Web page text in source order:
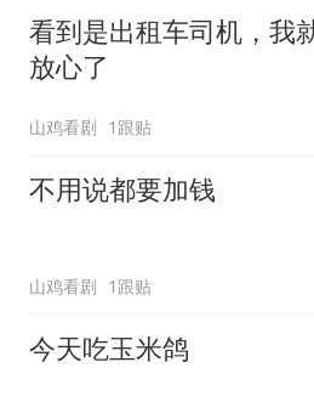
看到是出租车司机，我
放心了
山鸡看剧 1跟贴
不用说都要加钱
山鸡看剧 1跟贴
今天吃玉米鸽